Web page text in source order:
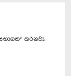
කරනවා.